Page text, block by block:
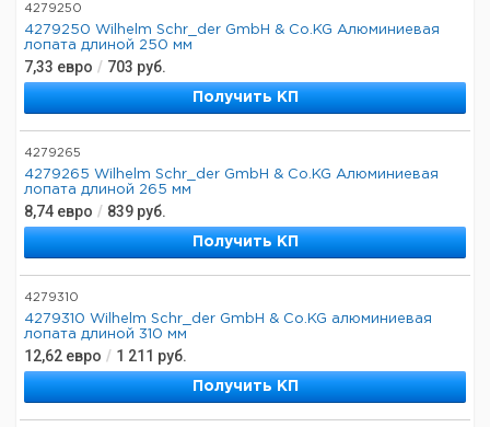
4279250
4279250 Wilhelm Schr_der GmbH & Co.KG Алюминиевая
лопата длиной 250 мм
7,33 евро / 703 руб.
Получить КП
4279265
4279265 Wilhelm Schr_der GmbH & Co.KG Алюминиевая
лопата длиной 265 мм
8,74 евро / 839 руб.
Получить КП
4279310
4279310 Wilhelm Schr_der GmbH & Co.KG алюминиевая
лопата длиной 310 мм
12,62 евро / 1 211 руб.
Получить КП